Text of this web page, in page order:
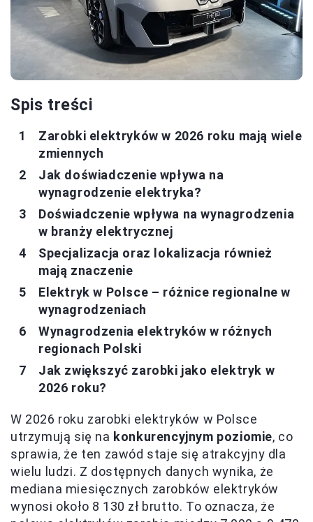
Spis treści
Zarobki elektryków w 2026 roku mają wiele
zmiennych
Jak doświadczenie wpływa na
wynagrodzenie elektryka?
Doświadczenie wpływa na wynagrodzenia
w branży elektrycznej
Specjalizacja oraz lokalizacja również
mają znaczenie
Elektryk w Polsce – różnice regionalne w
wynagrodzeniach
Wynagrodzenia elektryków w różnych
regionach Polski
Jak zwiększyć zarobki jako elektryk w
2026 roku?
W 2026 roku zarobki elektryków w Polsce
utrzymują się na konkurencyjnym poziomie, co
sprawia, że ten zawód staje się atrakcyjny dla
wielu ludzi. Z dostępnych danych wynika, że
mediana miesięcznych zarobków elektryków
wynosi około 8 130 zł brutto. To oznacza, że